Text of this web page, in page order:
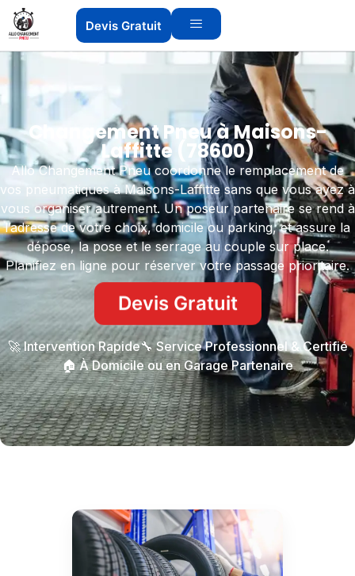
Devis Gratuit
Changement Pneu à Maisons-
Laffitte (78600)
Allo Changement Pneu coordonne le remplacement de
vos pneumatiques à Maisons-Laffitte sans que vous ayez à
vous organiser autrement. Un poseur partenaire se rend à
l’adresse de votre choix, domicile ou parking, et assure la
dépose, la pose et le serrage au couple sur place.
Planifiez en ligne pour réserver votre passage prioritaire.
Devis Gratuit
🚀 Intervention Rapide🔧 Service Professionnel & Certifié
🏠 À Domicile ou en Garage Partenaire